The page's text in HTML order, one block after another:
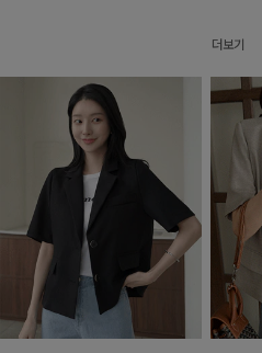
더보기